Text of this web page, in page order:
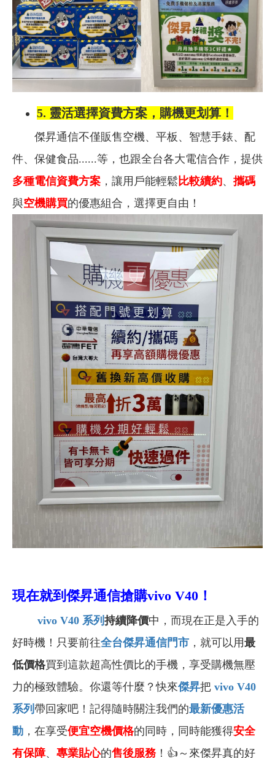
5. 靈活選擇資費方案，購機更划算！
傑昇通信不僅販售空機、平板、智慧手錶、配
件、保健食品......等，也跟全台各大電信合作，提供
多種電信資費方案 ，讓用戶能輕鬆 比較續約、 攜碼
與空機購買的優惠組合，選擇更自由！
現在就到傑昇通信搶購vivo V40 ！
vivo V40 系列 持續降價中，而現在正是入手的
好時機！ 只要前往全台傑昇通信門市 ，就可以用最
低價格買到這款超高性價比的手機，享受購機無壓
力的極致體驗。 你還等什麼？快來傑昇把 vivo V40
系列 帶回家吧！ 記得隨時關注我們的最新優惠活
動 ，在享受便宜空機價格的同時，同時能獲得安全
有保障、 專業貼心的售後服務！👍～來傑昇真的好